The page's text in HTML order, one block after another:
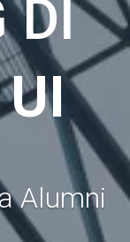
A
I
DI
Alumni